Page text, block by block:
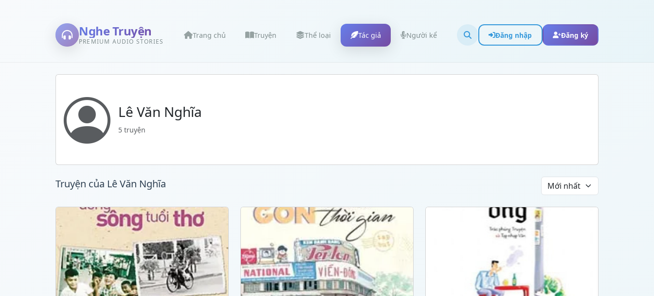
Nghe Truyện
PREMIUM AUDIO STORIES
Trang chủ Truyện Thể loại Tác giả Người kể Đăng nhập Đăng ký
Lê Văn Nghĩa
5 truyện
Truyện của Lê Văn Nghĩa